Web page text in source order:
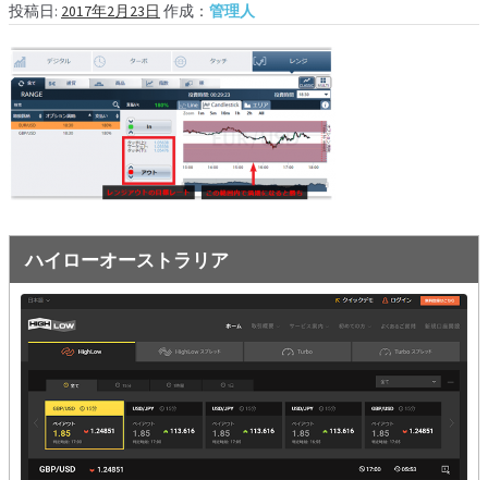
ン
へ
ス
キ
ッ
ス
キ
ッ
プ
ハイローオーストラリア
オプションビット
ファイブスターズオプション
トレンドを見極める
トレンド順張りで勝つ方法
逆張りと相場変動のしくみ
シグナルはダマシに注意
負けそうなときは損切り
投稿日: 2017年2月23日 作成： 管理人
ハイローオーストラリア